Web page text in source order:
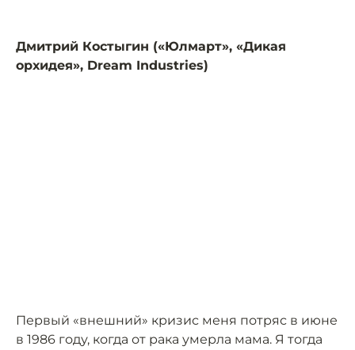
Дмитрий Костыгин («Юлмарт», «Дикая
орхидея», Dream Industries)
Первый «внешний» кризис меня потряс в июне
в 1986 году, когда от рака умерла мама. Я тогда